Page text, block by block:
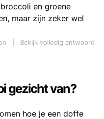
en groene
maar zijn zeker wel
Bekijk volledig antwoord
gezicht van?
hoe je een doffe